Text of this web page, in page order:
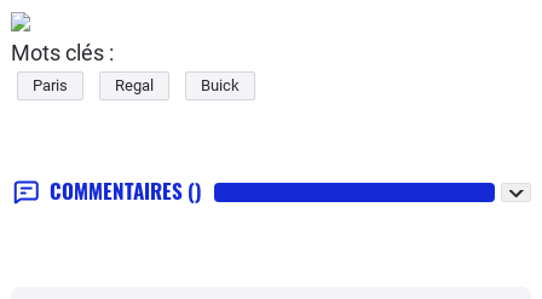
Mots clés :
Paris Regal Buick
COMMENTAIRES ()